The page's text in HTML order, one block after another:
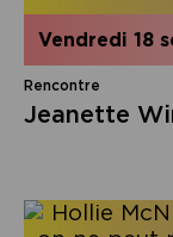
vendredi 18
Rencontre
Jeanette